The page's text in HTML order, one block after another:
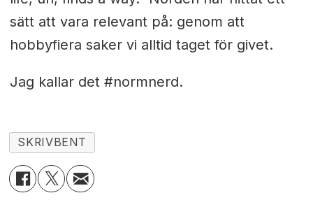
sätt att vara relevant på: genom att
hobbyfiera saker vi alltid taget för givet.
Jag kallar det #normnerd.
SKRIVBENT